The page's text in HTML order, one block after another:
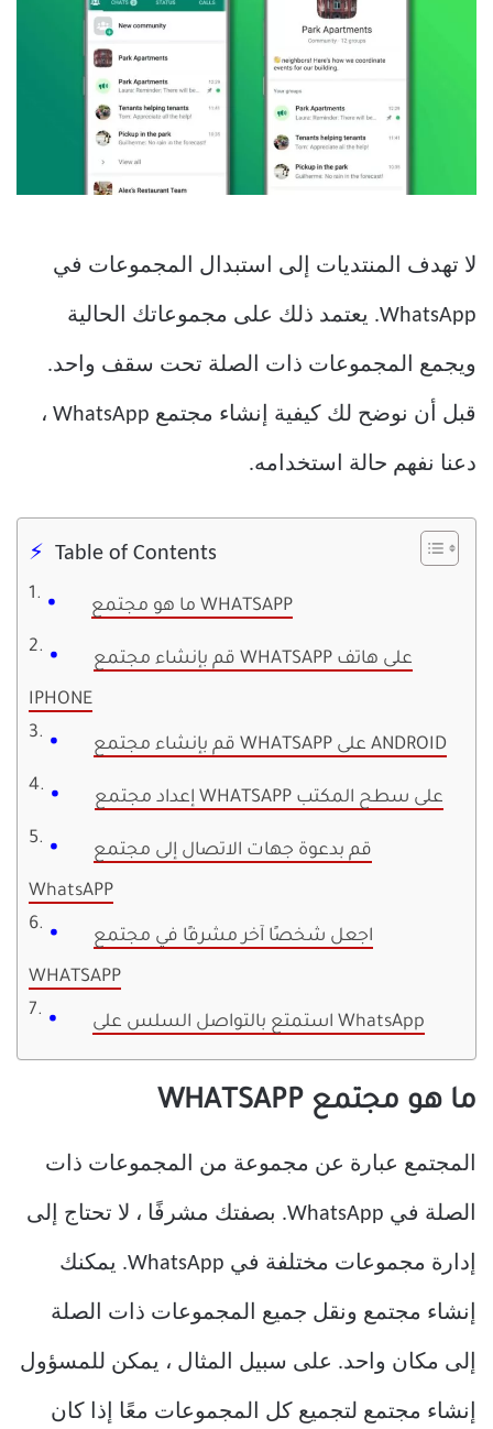
لا تهدف المنتديات إلى استبدال المجموعات في
WhatsApp. يعتمد ذلك على مجموعاتك الحالية
ويجمع المجموعات ذات الصلة تحت سقف واحد.
قبل أن نوضح لك كيفية إنشاء مجتمع WhatsApp ،
دعنا نفهم حالة استخدامه.
Table of Contents
ما هو مجتمع WHATSAPP
قم بإنشاء مجتمع WHATSAPP على هاتف
IPHONE
قم بإنشاء مجتمع WHATSAPP على ANDROID
إعداد مجتمع WHATSAPP على سطح المكتب
قم بدعوة جهات الاتصال إلى مجتمع
WhatsAPP
اجعل شخصًا آخر مشرفًا في مجتمع
WHATSAPP
استمتع بالتواصل السلس على WhatsApp
ما هو مجتمع WHATSAPP
المجتمع عبارة عن مجموعة من المجموعات ذات
الصلة في WhatsApp. بصفتك مشرفًا ، لا تحتاج إلى
إدارة مجموعات مختلفة في WhatsApp. يمكنك
إنشاء مجتمع ونقل جميع المجموعات ذات الصلة
إلى مكان واحد. على سبيل المثال ، يمكن للمسؤول
إنشاء مجتمع لتجميع كل المجموعات معًا إذا كان